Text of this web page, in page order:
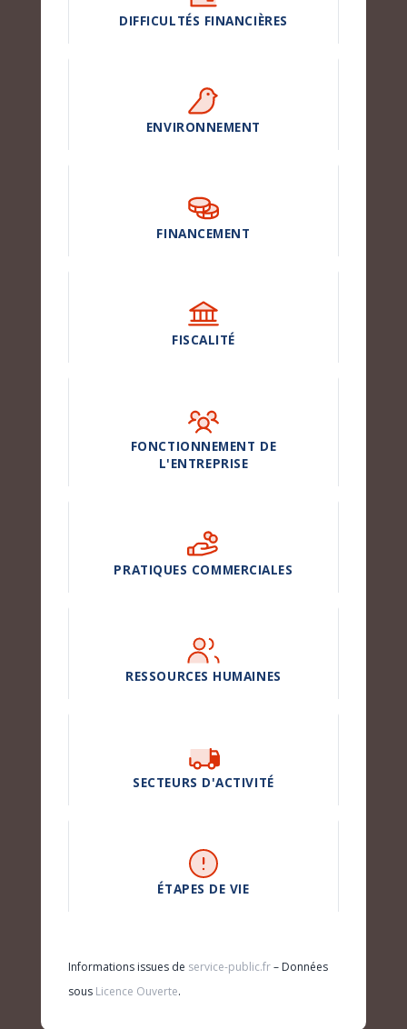
DIFFICULTÉS FINANCIÈRES
ENVIRONNEMENT
FINANCEMENT
FISCALITÉ
FONCTIONNEMENT DE
L'ENTREPRISE
PRATIQUES COMMERCIALES
RESSOURCES HUMAINES
SECTEURS D'ACTIVITÉ
ÉTAPES DE VIE
Informations issues de service-public.fr– Données
sous Licence Ouverte.